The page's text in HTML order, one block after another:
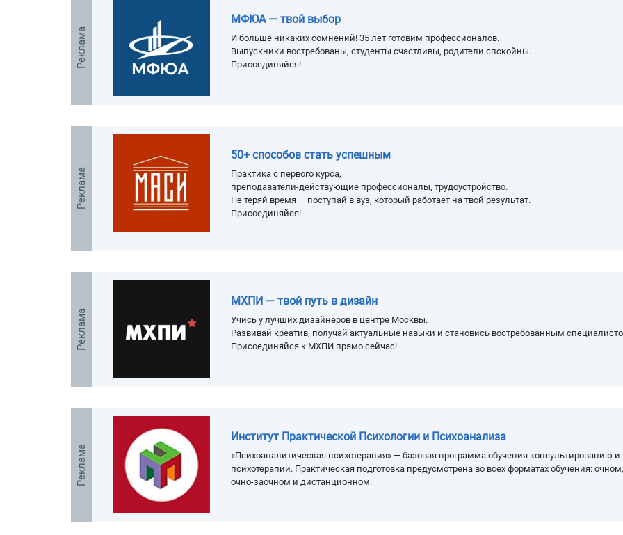
Реклама
МФЮА — твой выбор
И больше никаких сомнений! 35 лет готовим профессионалов.
Выпускники востребованы, студенты счастливы, родители спокойны.
Присоединяйся!
Реклама
50+ способов стать успешным
Практика с первого курса,
преподаватели-действующие профессионалы, трудоустройство.
Не теряй время — поступай в вуз, который работает на твой результат.
Присоединяйся!
Реклама
МХПИ — твой путь в дизайн
Учись у лучших дизайнеров в центре Москвы.
Развивай креатив, получай актуальные навыки и становись востребованным
Присоединяйся к МХПИ прямо сейчас!
Реклама
Институт Практической Психологии и Психоанализа
«Психоаналитическая психотерапия» — базовая программа обучения консультированию и
психотерапии. Практическая подготовка предусмотрена во всех форматах обучения: очном,
очно-заочном и дистанционном.